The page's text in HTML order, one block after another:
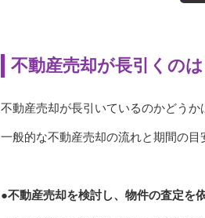
不動産売却が長引くの
不動産売却が長引いているのかどうか
一般的な不動産売却の流れと期間の目
●不動産売却を検討し、物件の査定を